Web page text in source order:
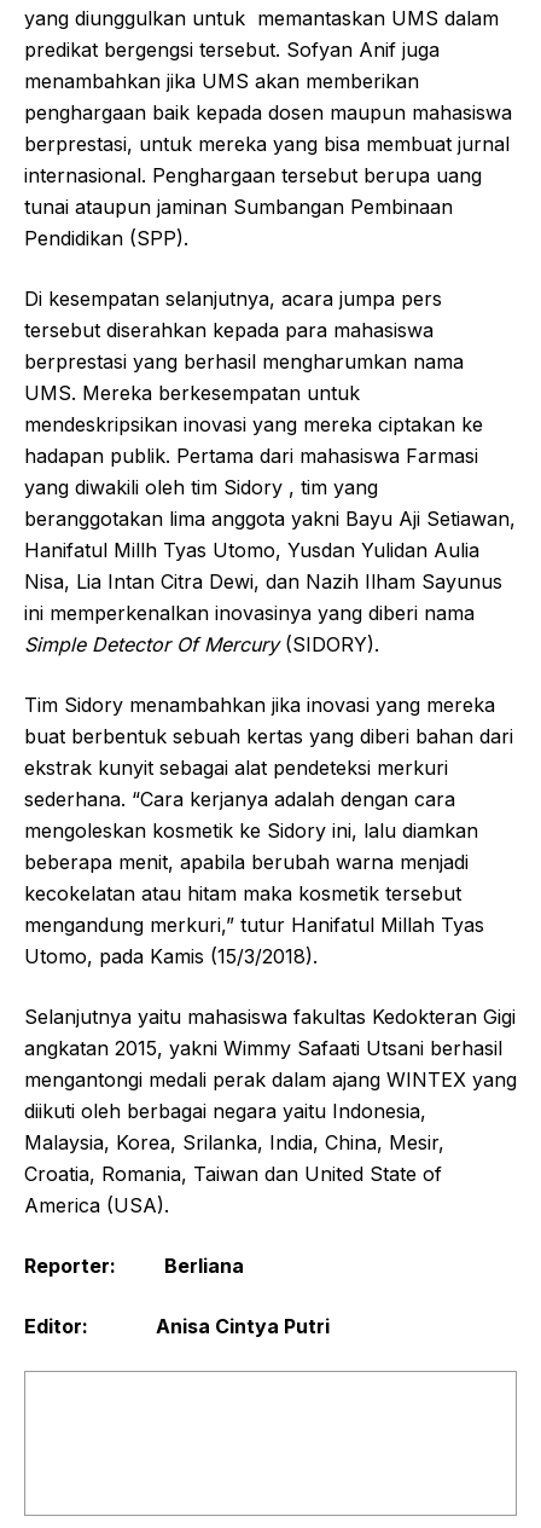
yang diunggulkan untuk memantaskan UMS dalam
predikat bergengsi tersebut. Sofyan Anif juga
menambahkan jika UMS akan memberikan
penghargaan baik kepada dosen maupun mahasiswa
berprestasi, untuk mereka yang bisa membuat jurnal
internasional. Penghargaan tersebut berupa uang
tunai ataupun jaminan Sumbangan Pembinaan
Pendidikan (SPP).
Di kesempatan selanjutnya, acara jumpa pers
tersebut diserahkan kepada para mahasiswa
berprestasi yang berhasil mengharumkan nama
UMS. Mereka berkesempatan untuk
mendeskripsikan inovasi yang mereka ciptakan ke
hadapan publik. Pertama dari mahasiswa Farmasi
yang diwakili oleh tim Sidory , tim yang
beranggotakan lima anggota yakni Bayu Aji Setiawan,
Hanifatul Millh Tyas Utomo, Yusdan Yulidan Aulia
Nisa, Lia Intan Citra Dewi, dan Nazih Ilham Sayunus
ini memperkenalkan inovasinya yang diberi nama
Simple Detector Of Mercury(SIDORY).
Tim Sidory menambahkan jika inovasi yang mereka
buat berbentuk sebuah kertas yang diberi bahan dari
ekstrak kunyit sebagai alat pendeteksi merkuri
sederhana. “Cara kerjanya adalah dengan cara
mengoleskan kosmetik ke Sidory ini, lalu diamkan
beberapa menit, apabila berubah warna menjadi
kecokelatan atau hitam maka kosmetik tersebut
mengandung merkuri,” tutur Hanifatul Millah Tyas
Utomo, pada Kamis (15/3/2018).
Selanjutnya yaitu mahasiswa fakultas Kedokteran Gigi
angkatan 2015, yakni Wimmy Safaati Utsani berhasil
mengantongi medali perak dalam ajang WINTEX yang
diikuti oleh berbagai negara yaitu Indonesia,
Malaysia, Korea, Srilanka, India, China, Mesir,
Croatia, Romania, Taiwan dan United State of
America (USA).
Reporter: Berliana
Editor: Anisa Cintya Putri